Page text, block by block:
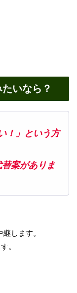
いなら？
！」という方
案がありま
します。
。